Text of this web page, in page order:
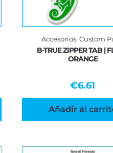
Accesorios,Custom
B-TRUE ZIPPER TAB |
ORANGE
€6.61
Añadir al